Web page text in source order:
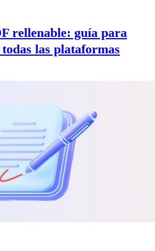
rellenable: guía para
las plataformas